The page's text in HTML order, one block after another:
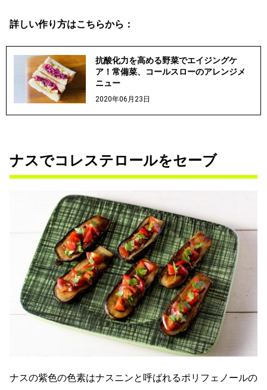
詳しい作り方はこちらから：
抗酸化力を高める野菜でエイジングケ
ア！常備菜、コールスローのアレンジメ
ニュー
2020年06月23日
ナスでコレステロールをセーブ
ナスの紫色の色素はナスニンと呼ばれるポリフェノールの